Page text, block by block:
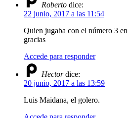
Roberto dice:
22 junio, 2017 a las 11:54
Quien jugaba con el número 3
gracias
Accede para responder
Hector dice:
20 junio, 2017 a las 13:59
Luis Maidana, el golero.